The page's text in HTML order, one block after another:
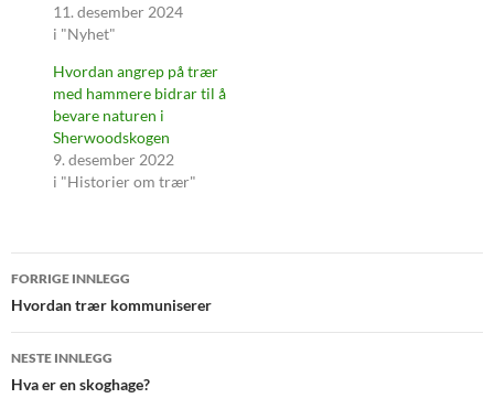
11. desember 2024
i "Nyhet"
Hvordan angrep på trær
med hammere bidrar til å
bevare naturen i
Sherwoodskogen
9. desember 2022
i "Historier om trær"
Innleggsnavigasjon
FORRIGE INNLEGG
Hvordan trær kommuniserer
NESTE INNLEGG
Hva er en skoghage?